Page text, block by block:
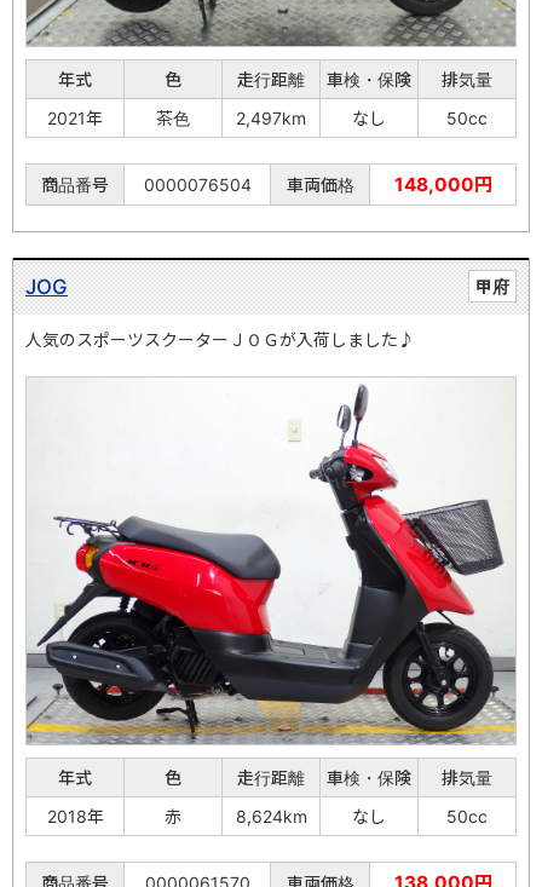
年式 色 走行距離 車検・保険
排気量
2021年
茶色 2,497km なし 50cc
商品番号 0000076504 車両価格 148,000円
甲府
JOG
人気のスポーツスクーターＪＯＧが入荷しました♪
年式 色 走行距離 車検・保険
排気量
2018年
赤 8,624km なし 50cc
商品番号 0000061570 車両価格